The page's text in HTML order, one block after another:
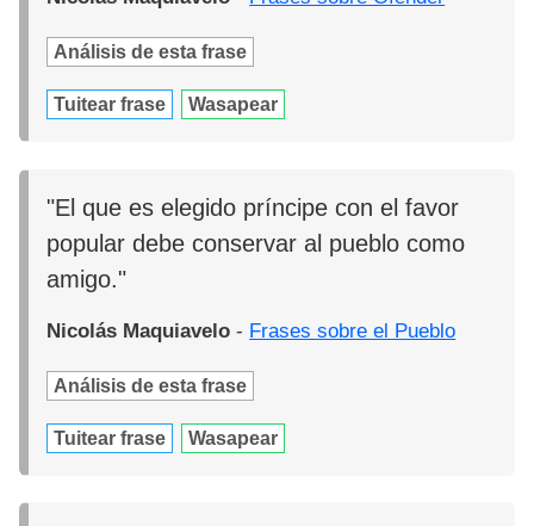
Análisis de esta frase
Tuitear frase Wasapear
"El que es elegido príncipe con el favor
popular debe conservar al pueblo como
amigo."
Nicolás Maquiavelo - Frases sobre el Pueblo
Análisis de esta frase
Tuitear frase Wasapear